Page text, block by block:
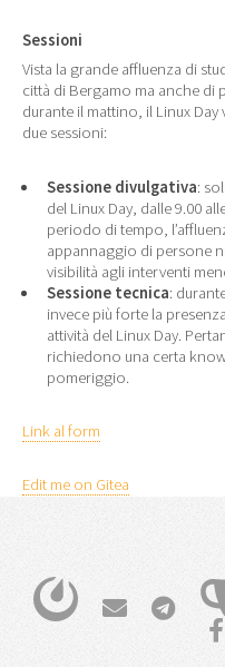
Sessioni
Vista la grande affluenza di
città di Bergamo ma anche
durante il mattino, il Linux
due sessioni:
Sessione divulgativa:
del Linux Day, dalle 9.00
periodo di tempo,
appannaggio di persone
visibilità agli interventi
Sessione tecnica:
invece più forte la
attività del Linux Day.
richiedono una certa
pomeriggio.
Link al form
Edit me on Gitea